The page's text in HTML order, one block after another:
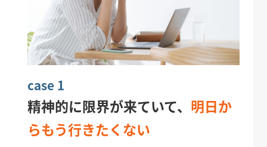
case 1
精神的に限界が来ていて、 明日か
らもう行きたくない